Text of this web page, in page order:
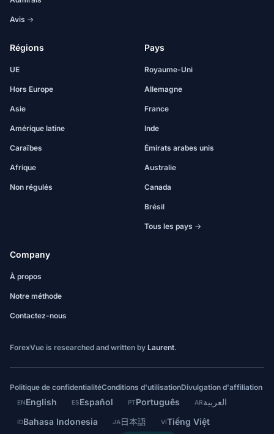
Avis →
Régions
UE
Hors Europe
Asie
Amérique latine
Caraïbes
Afrique
Non régulés
Pays
Royaume-Uni
Allemagne
France
Inde
Émirats arabes unis
Australie
Canada
Brésil
Tous les pays →
Company
À propos
Notre méthode
Contactez-nous
ForexVue is researched and written by Laurent.
Politique de confidentialitéConditions d'utilisationDivulgation d'affiliation
ENEnglish ESEspañol PTPortuguês ARالعربية
IDBahasa Indonesia JA日本語 VITiếng Việt